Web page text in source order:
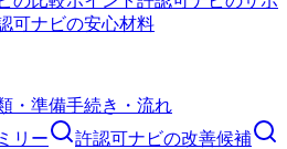
可ナビの安心材料
・準備手続き・流れ
リー 許認可ナビの改善候補